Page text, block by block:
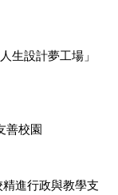
生設計夢工場」
善校園
進行政與教學支